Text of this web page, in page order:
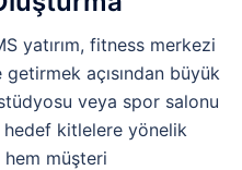
yatırım, fitness merkezi
açısından büyük
veya spor salonu
kitlelere yönelik
müşteri